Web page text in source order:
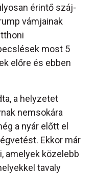
érintő száj-
vámjainak
most 5
előre és ebben
a helyzetet
nemsokára
a nyár előtt el
Ekkor már
amelyek közelebb
tavaly